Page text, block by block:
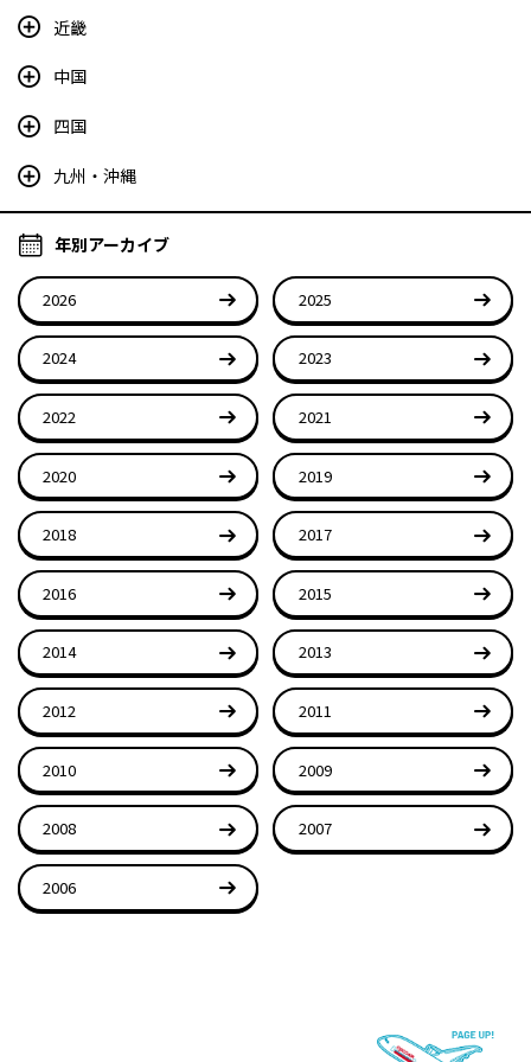
近畿
中国
四国
九州・沖縄
年別アーカイブ
2026 2025
2024 2023
2022 2021
2020 2019
2018 2017
2016 2015
2014 2013
2012 2011
2010 2009
2008 2007
2006